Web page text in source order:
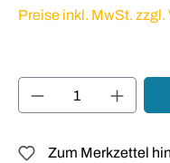
Preise inkl. MwSt. zzgl.
Produkt Anzahl:
Zum Merkzettel